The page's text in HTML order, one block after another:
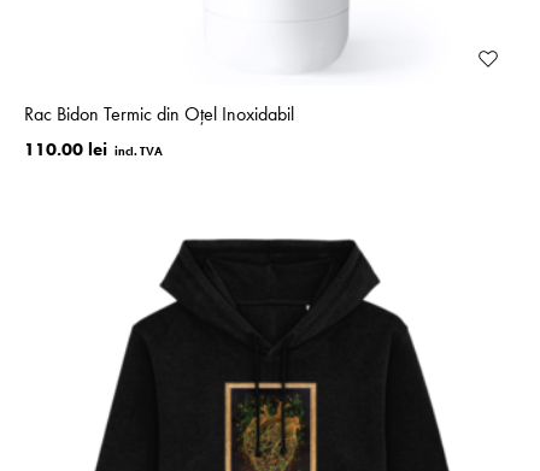
Rac Bidon Termic din Oțel Inoxidabil
110.00 lei